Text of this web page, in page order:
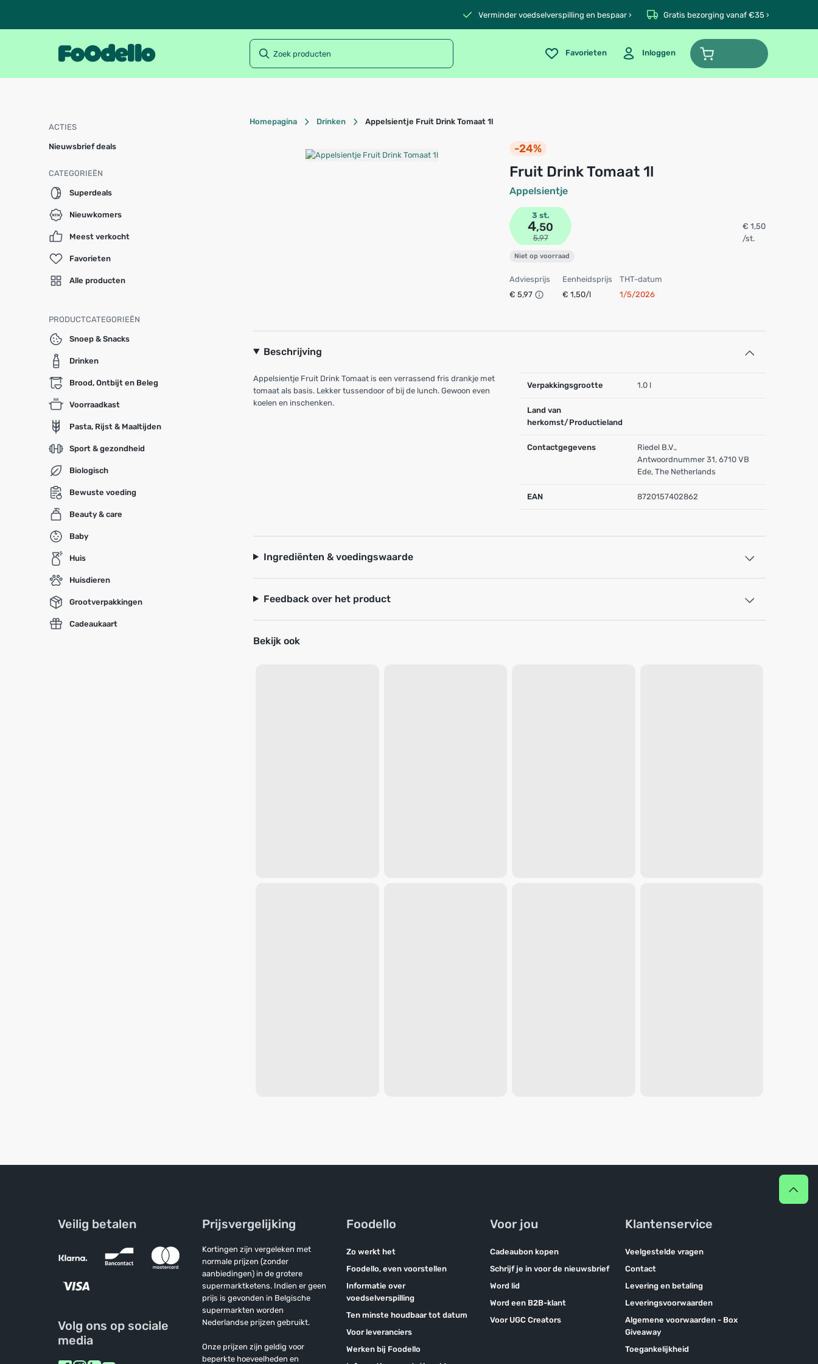
Verminder voedselverspilling en bespaar › Gratis bezorging vanaf €35 ›
Favorieten Inloggen
ACTIES
Nieuwsbrief deals
CATEGORIEËN
Superdeals
Nieuwkomers
Meest verkocht
Favorieten
Alle producten
PRODUCTCATEGORIEËN
Snoep & Snacks
Drinken
Brood, Ontbijt en Beleg
Voorraadkast
Pasta, Rijst & Maaltijden
Sport & gezondheid
Biologisch
Bewuste voeding
Beauty & care
Baby
Huis
Huisdieren
Grootverpakkingen
Cadeaukaart
Homepagina Drinken Appelsientje Fruit Drink Tomaat 1l
-24%
Fruit Drink Tomaat 1l
Appelsientje
3 st.
4,50
5,97
€ 1,50
/st.
Niet op voorraad
Adviesprijs
€ 5,97
Eenheidsprijs
€ 1,50/l
THT-datum
1/5/2026
Beschrijving
Appelsientje Fruit Drink Tomaat is een verrassend fris drankje met
tomaat als basis. Lekker tussendoor of bij de lunch. Gewoon even
koelen en inschenken.
Verpakkingsgrootte 1.0 l
Land van
herkomst/Productieland
Contactgegevens
Riedel B.V.,
Antwoordnummer 31, 6710 VB
Ede, The Netherlands
EAN 8720157402862
Ingrediënten & voedingswaarde
Feedback over het product
Bekijk ook
Veilig betalen
Volg ons op sociale
media
Prijsvergelijking
Kortingen zijn vergeleken met
normale prijzen (zonder
aanbiedingen) in de grotere
supermarktketens. Indien er geen
prijs is gevonden in Belgische
supermarkten worden
Nederlandse prijzen gebruikt.
Onze prijzen zijn geldig voor
beperkte hoeveelheden en
Foodello
Zo werkt het
Foodello, even voorstellen
Informatie over
voedselverspilling
Ten minste houdbaar tot datum
Voor leveranciers
Werken bij Foodello
Voor jou
Cadeaubon kopen
Schrijf je in voor de nieuwsbrief
Word lid
Word een B2B-klant
Voor UGC Creators
Klantenservice
Veelgestelde vragen
Contact
Levering en betaling
Leveringsvoorwaarden
Algemene voorwaarden - Box
Giveaway
Toegankelijkheid